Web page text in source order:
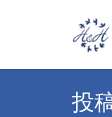
投